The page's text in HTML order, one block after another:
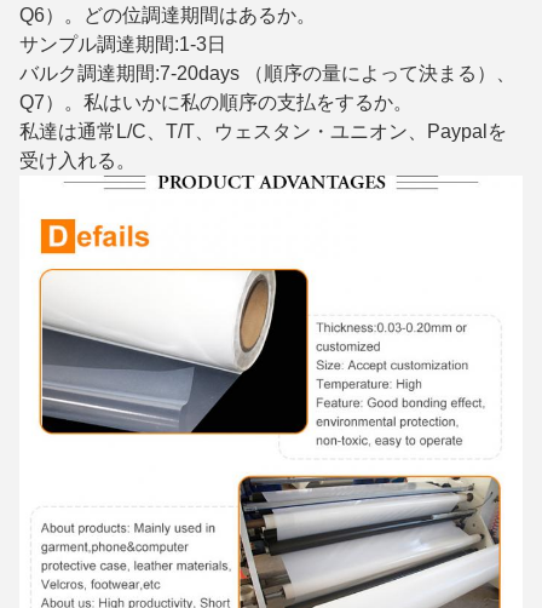
Q6）。どの位調達期間はあるか。
サンプル調達期間:1-3日
バルク調達期間:7-20days （順序の量によって決まる）、
Q7）。私はいかに私の順序の支払をするか。
私達は通常L/C、T/T、ウェスタン・ユニオン、Paypalを
受け入れる。